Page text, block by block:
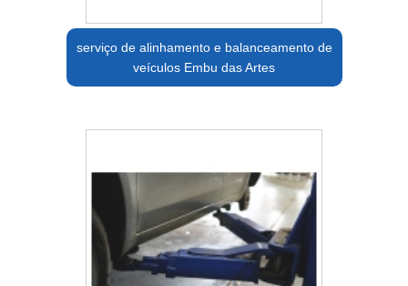
serviço de alinhamento e balanceamento de
veículos Embu das Artes